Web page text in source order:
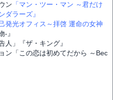
ン 「マン・ツー・マン ～君だけ
ダラーズ』
己発光オフィス～拝啓 運命の女神
-』
人」『ザ・キング』
ン「この恋は初めてだから ～Bec